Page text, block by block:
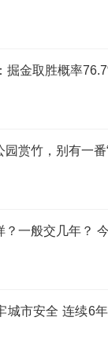
掘金取胜概率
赏竹，别有一番
？一般交几年？
城市安全 连续6